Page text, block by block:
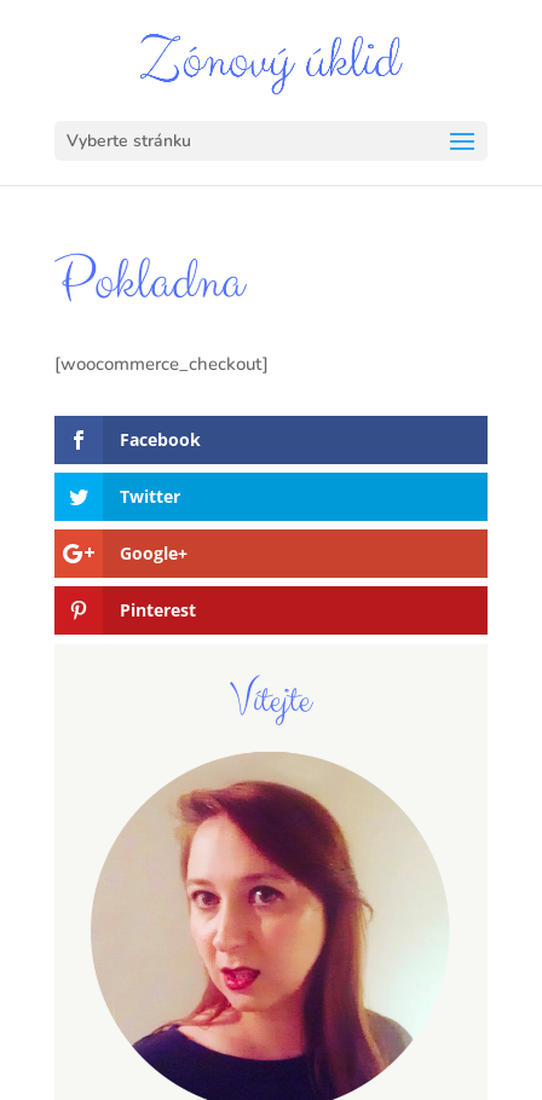
Vyberte stránku
Pokladna
[woocommerce_checkout]
Facebook
Twitter
Google+
Pinterest
Vítejte